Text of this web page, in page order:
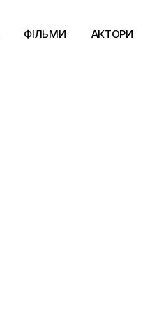
ФІЛЬМИ АКТОРИ